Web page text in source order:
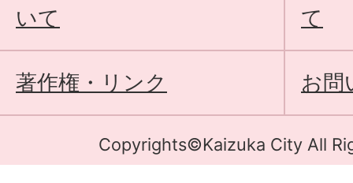
いて
て
著作権・リンク お問
Copyrights©Kaizuka City All